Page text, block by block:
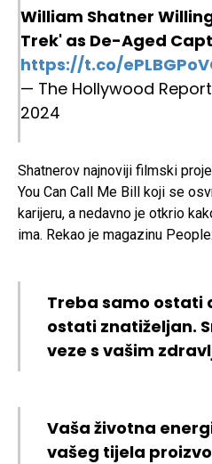
William Shatner
Trek' as De-Aged
https://t.co/
— The Hollywood
2024
Shatnerov najnoviji filmski
You Can Call Me Bill koji se
karijeru, a nedavno je otkrio
ima. Rekao je magazinu People:
Treba samo ostati
ostati znatiželjan.
veze s vašim
Vaša životna
vašeg tijela